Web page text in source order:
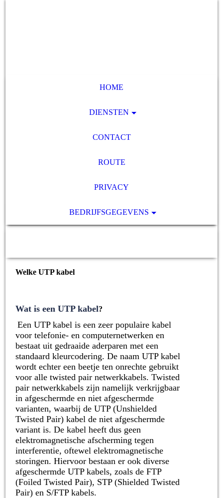
HOME
DIENSTEN
CONTACT
ROUTE
PRIVACY
BEDRIJFSGEGEVENS
Welke UTP kabel
Wat is een UTP kabel?
Een UTP kabel is een zeer populaire kabel
voor telefonie- en computernetwerken en
bestaat uit gedraaide aderparen met een
standaard kleurcodering. De naam UTP kabel
wordt echter een beetje ten onrechte gebruikt
voor alle twisted pair netwerkkabels. Twisted
pair netwerkkabels zijn namelijk verkrijgbaar
in afgeschermde en niet afgeschermde
varianten, waarbij de UTP (Unshielded
Twisted Pair) kabel de niet afgeschermde
variant is. De kabel heeft dus geen
elektromagnetische afscherming tegen
interferentie, oftewel elektromagnetische
storingen. Hiervoor bestaan er ook diverse
afgeschermde UTP kabels, zoals de FTP
(Foiled Twisted Pair), STP (Shielded Twisted
Pair) en S/FTP kabels.